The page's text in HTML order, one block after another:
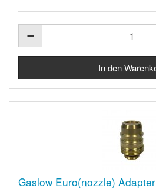
Gaslow Euro(nozzle) Adapter